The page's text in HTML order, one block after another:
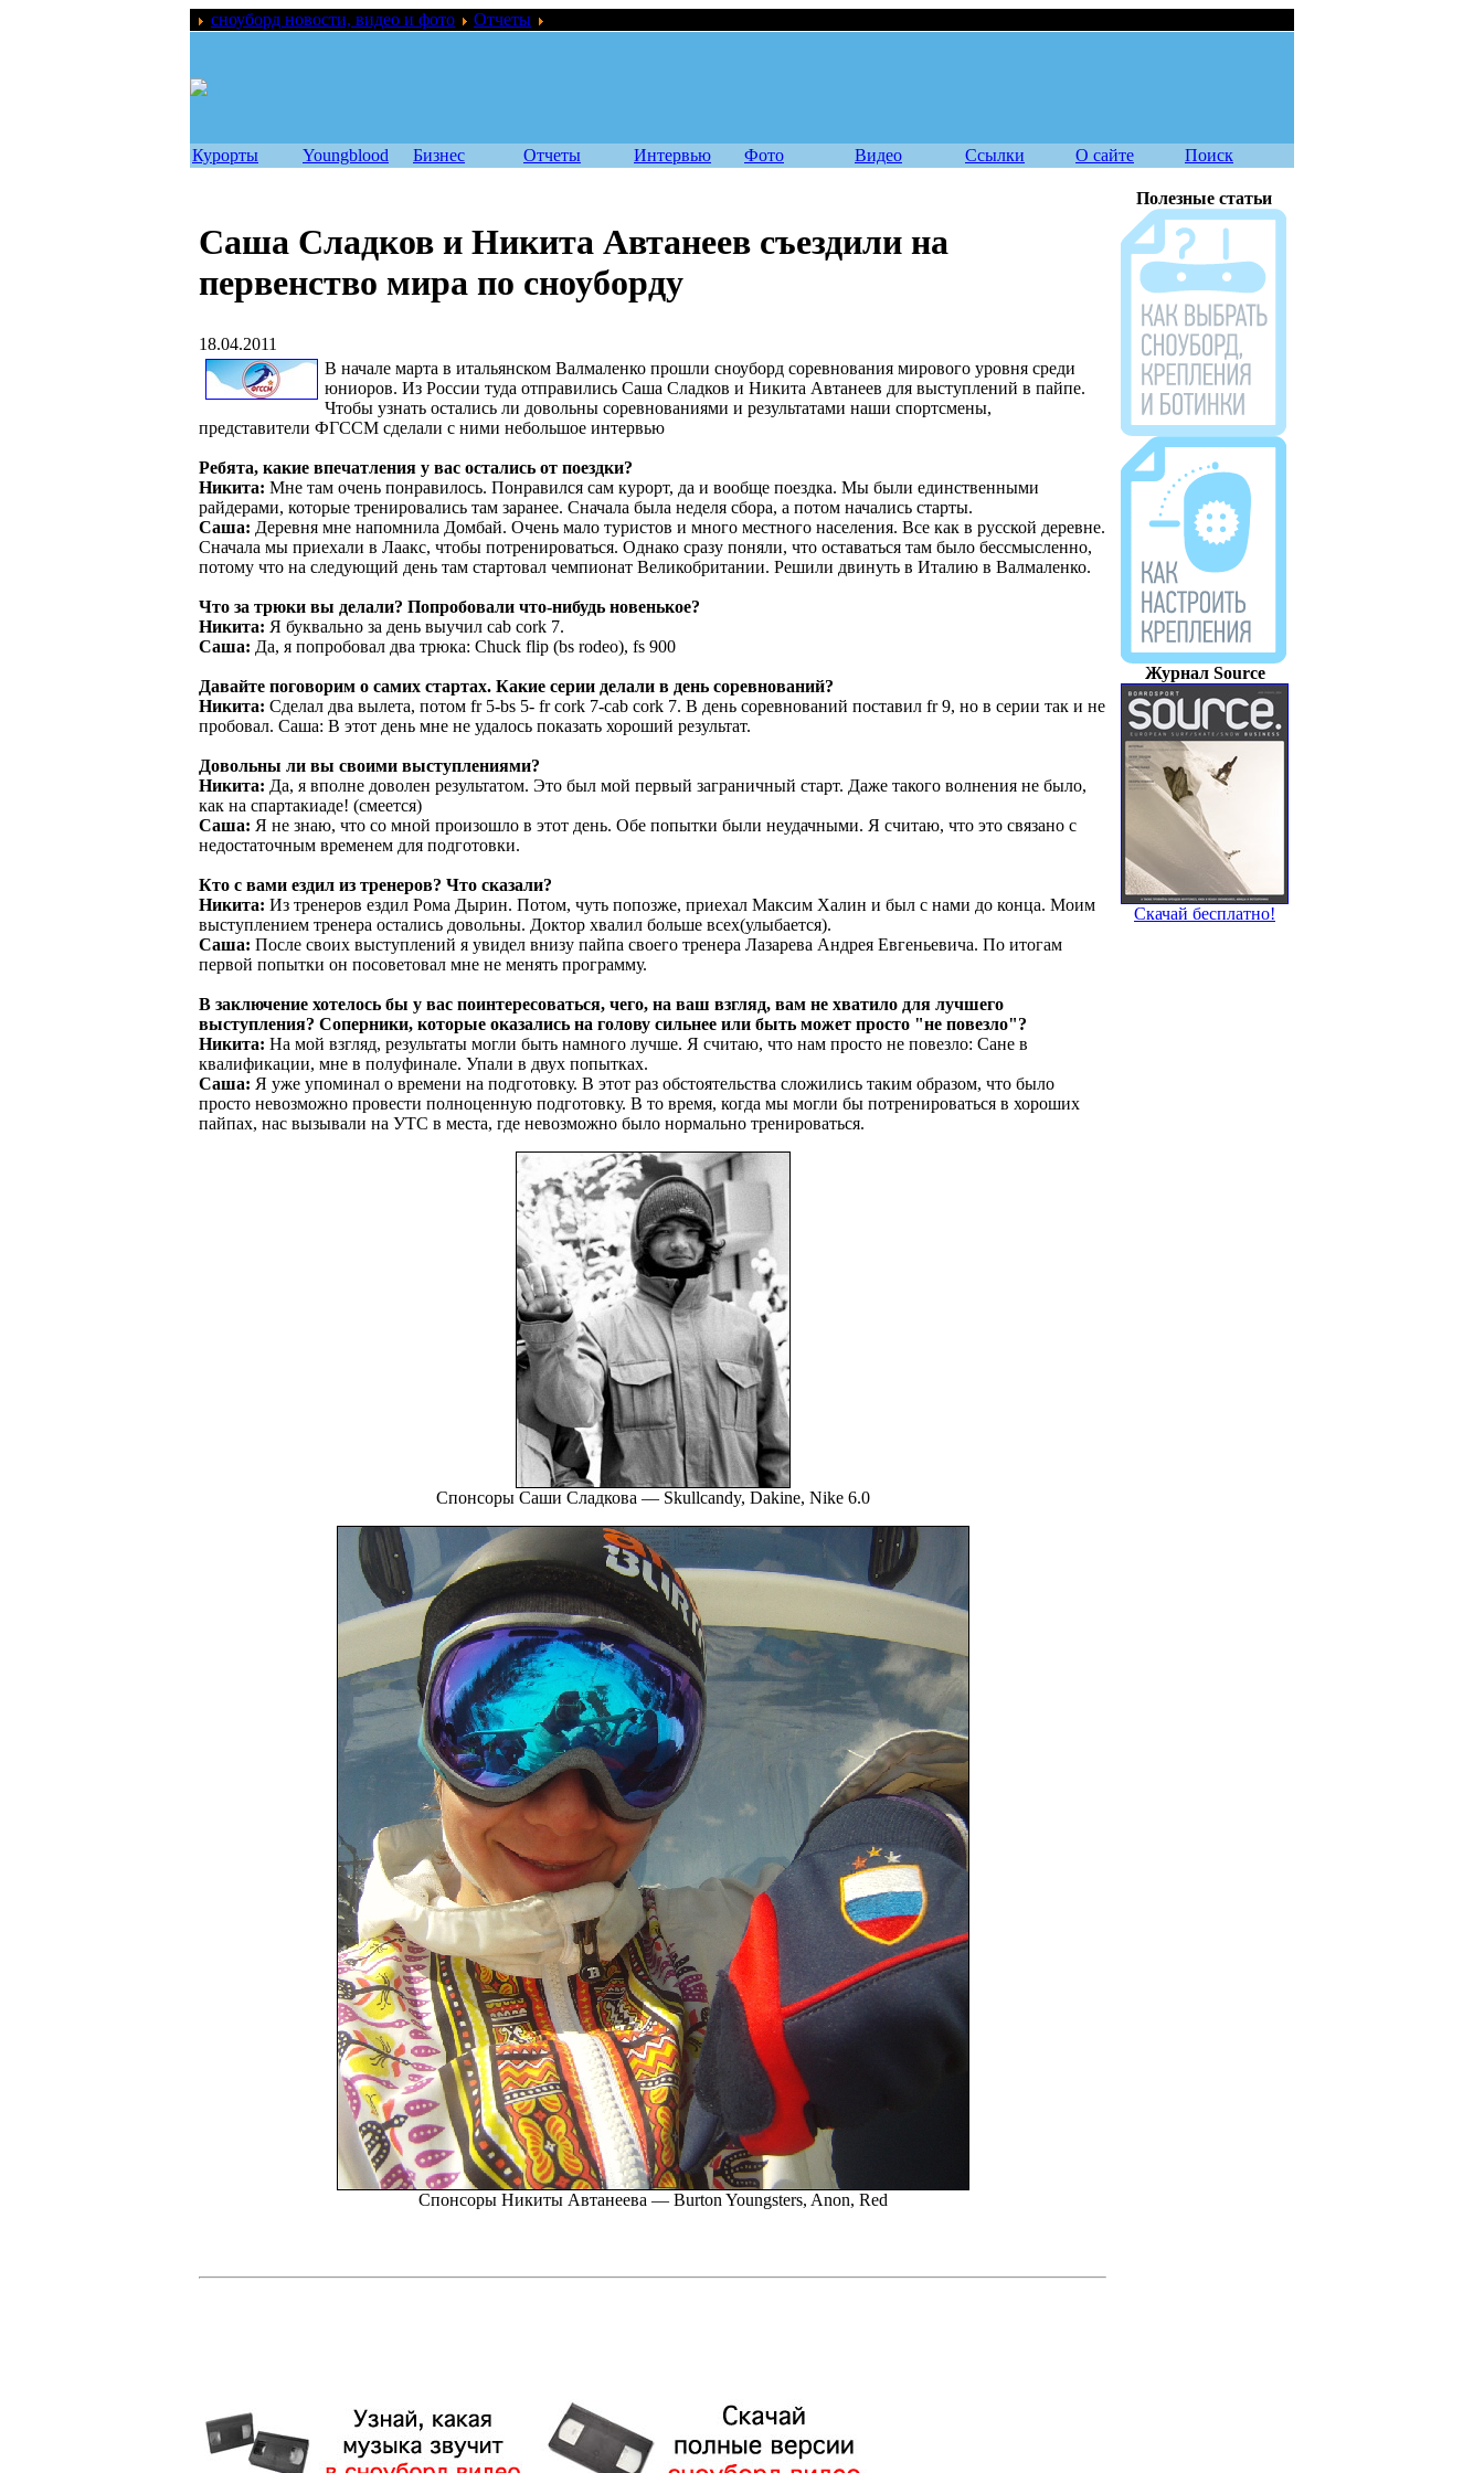
сноуборд новости, видео и фото Отчеты
Курорты Youngblood Бизнес Отчеты Интервью Фото Видео Ссылки О сайте Поиск
Саша Сладков и Никита Автанеев съездили на
первенство мира по сноуборду
18.04.2011
В начале марта в итальянском Валмаленко прошли сноуборд соревнования мирового уровня среди
юниоров. Из России туда отправились Саша Сладков и Никита Автанеев для выступлений в пайпе.
Чтобы узнать остались ли довольны соревнованиями и результатами наши спортсмены,
представители ФГССМ сделали с ними небольшое интервью
Ребята, какие впечатления у вас остались от поездки?
Никита: Мне там очень понравилось. Понравился сам курорт, да и вообще поездка. Мы были единственными
райдерами, которые тренировались там заранее. Сначала была неделя сбора, а потом начались старты.
Саша: Деревня мне напомнила Домбай. Очень мало туристов и много местного населения. Все как в русской деревне.
Сначала мы приехали в Лаакс, чтобы потренироваться. Однако сразу поняли, что оставаться там было бессмысленно,
потому что на следующий день там стартовал чемпионат Великобритании. Решили двинуть в Италию в Валмаленко.
Что за трюки вы делали? Попробовали что-нибудь новенькое?
Никита: Я буквально за день выучил cab cork 7.
Саша: Да, я попробовал два трюка: Chuck flip (bs rodeo), fs 900
Давайте поговорим о самих стартах. Какие серии делали в день соревнований?
Никита: Сделал два вылета, потом fr 5-bs 5- fr cork 7-cab cork 7. В день соревнований поставил fr 9, но в серии так и не
пробовал. Саша: В этот день мне не удалось показать хороший результат.
Довольны ли вы своими выступлениями?
Никита: Да, я вполне доволен результатом. Это был мой первый заграничный старт. Даже такого волнения не было,
как на спартакиаде! (смеется)
Саша: Я не знаю, что со мной произошло в этот день. Обе попытки были неудачными. Я считаю, что это связано с
недостаточным временем для подготовки.
Кто с вами ездил из тренеров? Что сказали?
Никита: Из тренеров ездил Рома Дырин. Потом, чуть попозже, приехал Максим Халин и был с нами до конца. Моим
выступлением тренера остались довольны. Доктор хвалил больше всех(улыбается).
Саша: После своих выступлений я увидел внизу пайпа своего тренера Лазарева Андрея Евгеньевича. По итогам
первой попытки он посоветовал мне не менять программу.
В заключение хотелось бы у вас поинтересоваться, чего, на ваш взгляд, вам не хватило для лучшего
выступления? Соперники, которые оказались на голову сильнее или быть может просто "не повезло"?
Никита: На мой взгляд, результаты могли быть намного лучше. Я считаю, что нам просто не повезло: Cане в
квалификации, мне в полуфинале. Упали в двух попытках.
Саша: Я уже упоминал о времени на подготовку. В этот раз обстоятельства сложились таким образом, что было
просто невозможно провести полноценную подготовку. В то время, когда мы могли бы потренироваться в хороших
пайпах, нас вызывали на УТС в места, где невозможно было нормально тренироваться.
Спонсоры Саши Сладкова — Skullcandy, Dakine, Nike 6.0
Спонсоры Никиты Автанеева — Burton Youngsters, Anon, Red
Полезные статьи
Журнал Source
Скачай бесплатно!